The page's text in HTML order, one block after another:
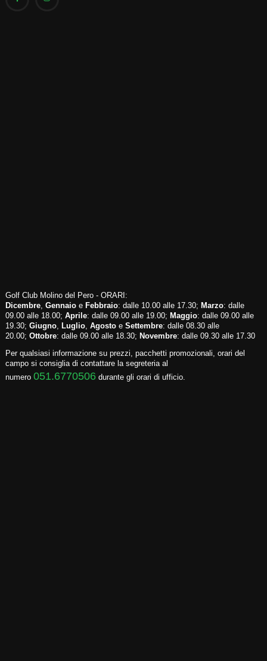
Golf Club Molino del Pero - ORARI:
Dicembre, Gennaioe Febbraio: dalle 10.00 alle 17.30; Marzo: dalle
09.00 alle 18.00; Aprile: dalle 09.00 alle 19.00; Maggio: dalle 09.00 alle
19.30; Giugno, Luglio, Agostoe Settembre: dalle 08.30 alle
20.00; Ottobre: dalle 09.00 alle 18.30; Novembre: dalle 09.30 alle 17.30
Per qualsiasi informazione su prezzi, pacchetti promozionali, orari del
campo si consiglia di contattare la segreteria al
numero 051.6770506 durante gli orari di ufficio.